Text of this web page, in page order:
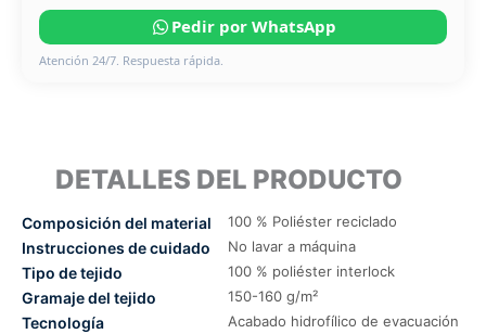
Pedir por WhatsApp
Atención 24/7. Respuesta rápida.
DETALLES DEL PRODUCTO
Composición del material 100 % Poliéster reciclado
Instrucciones de cuidado No lavar a máquina
Tipo de tejido 100 % poliéster interlock
Gramaje del tejido 150-160 g/m²
Tecnología Acabado hidrofílico de evacuación